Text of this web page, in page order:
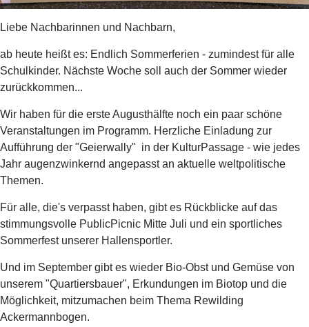
Liebe Nachbarinnen und Nachbarn,
ab heute heißt es: Endlich Sommerferien - zumindest für alle
Schulkinder. Nächste Woche soll auch der Sommer wieder
zurückkommen...
Wir haben für die erste Augusthälfte noch ein paar schöne
Veranstaltungen im Programm. Herzliche Einladung zur
Aufführung der "Geierwally" in der KulturPassage - wie jedes
Jahr augenzwinkernd angepasst an aktuelle weltpolitische
Themen.
Für alle, die's verpasst haben, gibt es Rückblicke auf das
stimmungsvolle PublicPicnic Mitte Juli und ein sportliches
Sommerfest unserer Hallensportler.
Und im September gibt es wieder Bio-Obst und Gemüse von
unserem "Quartiersbauer", Erkundungen im Biotop und die
Möglichkeit, mitzumachen beim Thema Rewilding
Ackermannbogen.